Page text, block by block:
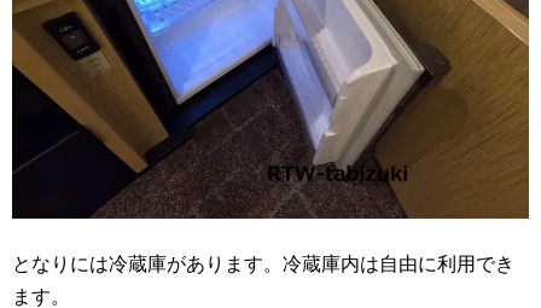
となりには冷蔵庫があります。冷蔵庫内は自由に利用でき
ます。